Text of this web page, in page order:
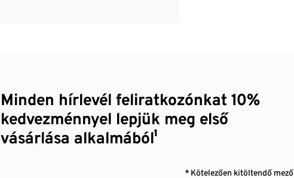
Minden hírlevél feliratkozónkat 10%
kedvezménnyel lepjük meg első
vásárlása alkalmából¹
* Kötelezően kitöltendő mező